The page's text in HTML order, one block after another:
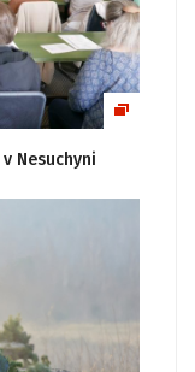
Nesuchyni